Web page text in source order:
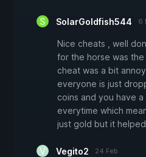
SolarGoldfish544 6
Nice cheats , well
for the horse was
cheat was a bit
everyone is just
coins and you have
everytime which
just gold but it
Vegito2 24 Feb